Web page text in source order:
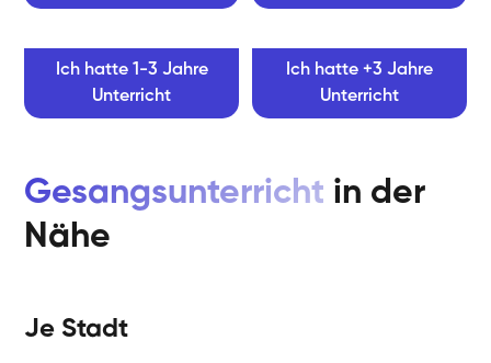
Ich hatte 1-3 Jahre
Unterricht
Ich hatte +3 Jahre
Unterricht
Gesangsunterricht in der
Nähe
Je Stadt